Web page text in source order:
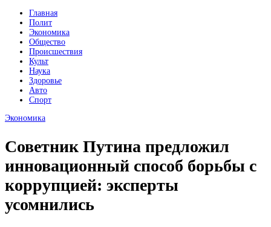
Главная
Полит
Экономика
Общество
Происшествия
Культ
Наука
Здоровье
Авто
Спорт
Экономика
Советник Путина предложил
инновационный способ борьбы с
коррупцией: эксперты
усомнились